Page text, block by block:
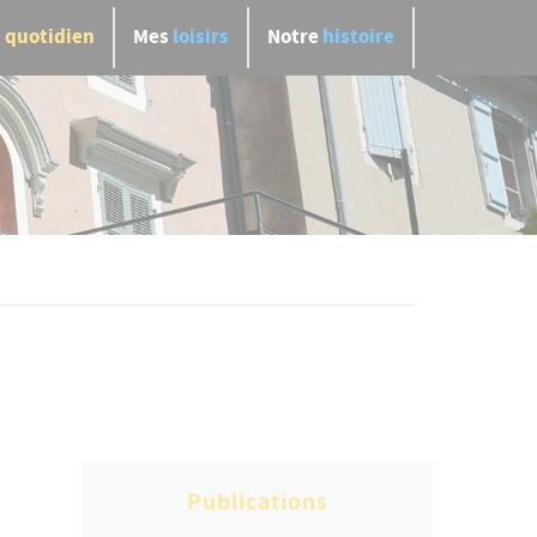
quotidien Mesloisirs Notrehistoire
Publications